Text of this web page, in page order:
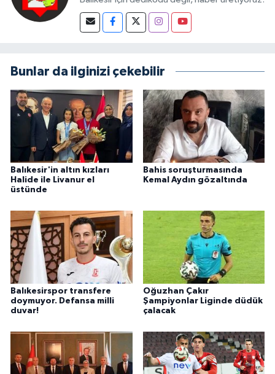
Bunlar da ilginizi çekebilir
Balıkesir'in altın kızları
Halide ile Livanur el
üstünde
Bahis soruşturmasında
Kemal Aydın gözaltında
Balıkesirspor transfere
doymuyor. Defansa milli
duvar!
Oğuzhan Çakır
Şampiyonlar Liginde düdük
çalacak